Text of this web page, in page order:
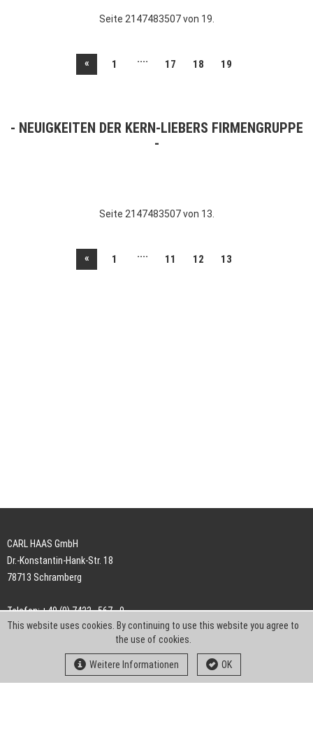
Seite 2147483507 von 19.
« 1 .... 17 18 19
NEUIGKEITEN DER KERN-LIEBERS FIRMENGRUPPE
Seite 2147483507 von 13.
« 1 .... 11 12 13
CARL HAAS GmbH
Dr.-Konstantin-Hank-Str. 18
78713 Schramberg
Telefon: +49 (0) 7422 . 567 - 0
Telefax: +49 (0) 7422 . 567 - 239
info-ch@kern-liebers.com
This website uses cookies. By continuing to use this website you agree to
the use of cookies.
Weitere Informationen OK